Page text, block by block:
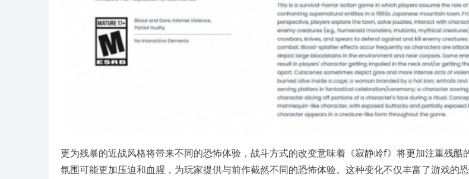
更为残暴的近战风格将带来不同的恐怖体验，战斗方式的改变意味着《寂静岭f》将更加注重残酷
氛围可能更加压迫和血腥，为玩家提供与前作截然不同的恐怖体验。这种变化不仅丰富了游戏的